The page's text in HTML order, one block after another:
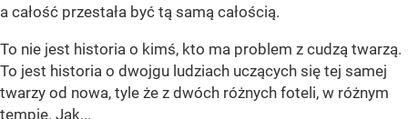
a całość przestała być tą samą całością.
To nie jest historia o kimś, kto ma problem z cudzą twarzą.
To jest historia o dwojgu ludziach uczących się tej samej
twarzy od nowa, tyle że z dwóch różnych foteli, w różnym
tempie. Jak...